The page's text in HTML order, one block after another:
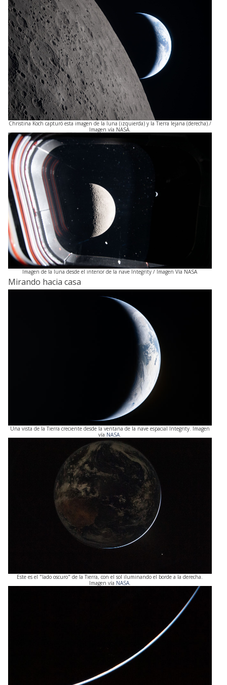
Christina Koch capturó esta imagen de la luna (izquierda) y la Tierra lejana (derecha)./
Imagen vía NASA.
Imagen de la luna desde el interior de la nave Integrity / Imagen Vía NASA
Mirando hacia casa
Una vista de la Tierra creciente desde la ventana de la nave espacial Integrity. Imagen
vía NASA.
Este es el "lado oscuro" de la Tierra, con el sol iluminando el borde a la derecha.
Imagen vía NASA.